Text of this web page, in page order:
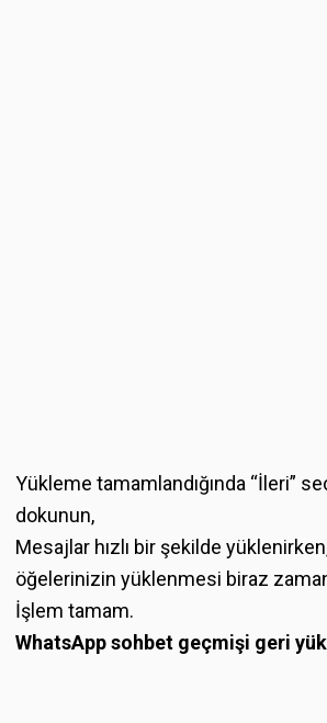
Yükleme tamamlandığında “İleri”
dokunun,
Mesajlar hızlı bir şekilde
öğelerinizin yüklenmesi biraz
İşlem tamam.
WhatsApp sohbet geçmişi geri